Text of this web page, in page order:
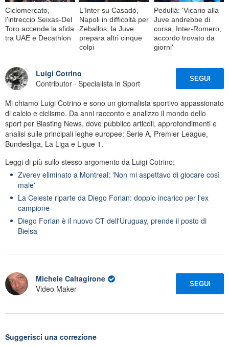
Ciclomercato,
l'intreccio Seixas-Del
Toro accende la sfida
tra UAE e Decathlon
L'Inter su Casadó,
Napoli in difficoltà per
Zeballos, la Juve
prepara altri cinque
colpi
Pedullà: 'Vicario alla
Juve andrebbe di
corsa, Inter-Romero,
accordo trovato da
giorni'
Luigi Cotrino
Contributor · Specialista in Sport
SEGUI
Mi chiamo Luigi Cotrino e sono un giornalista sportivo appassionato
di calcio e ciclismo. Da anni racconto e analizzo il mondo dello
sport per Blasting News, dove pubblico articoli, approfondimenti e
analisi sulle principali leghe europee: Serie A, Premier League,
Bundesliga, La Liga e Ligue 1.
Leggi di più sullo stesso argomento da Luigi Cotrino:
Zverev eliminato a Montreal: 'Non mi aspettavo di giocare così
male'
La Celeste riparte da Diego Forlan: doppio incarico per l'ex
campione
Diego Forlan è il nuovo CT dell'Uruguay, prende il posto di
Bielsa
Michele Caltagirone
Video Maker
SEGUI
Suggerisci una correzione